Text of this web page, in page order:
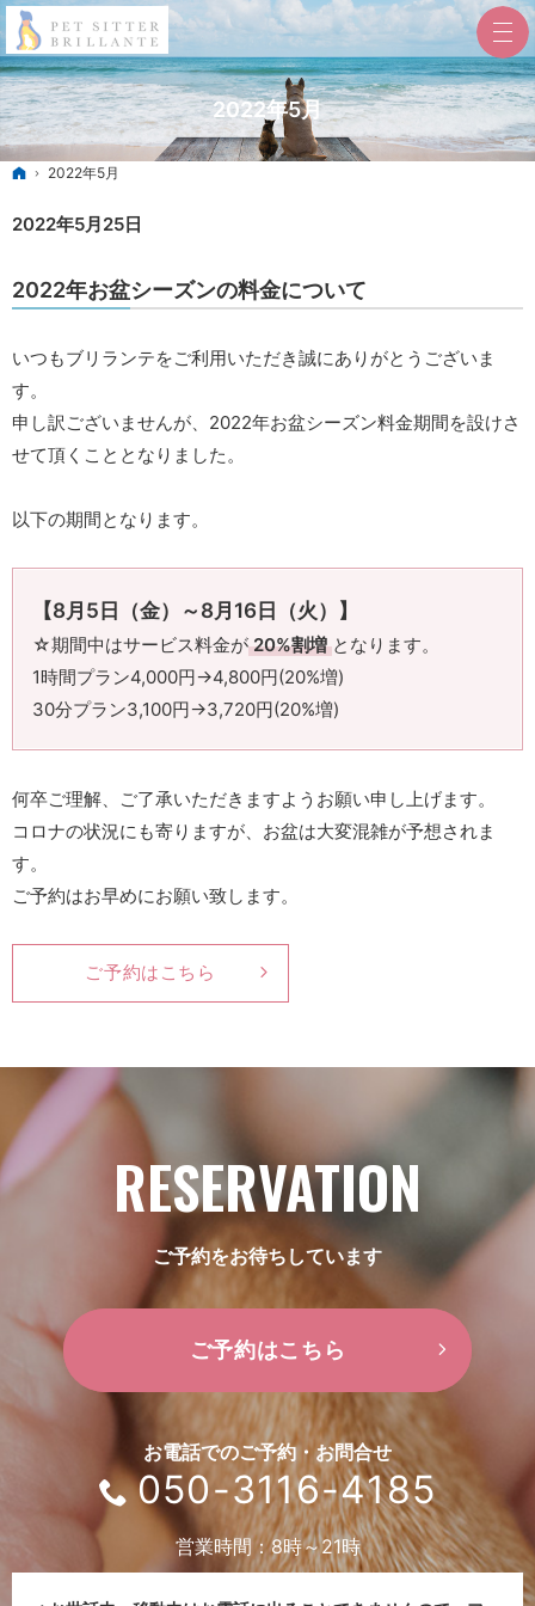
2022年5月
ホーム
2022年5月
2022年5月25日
2022年お盆シーズンの料金について
いつもブリランテをご利用いただき誠にありがとうございま
す。
申し訳ございませんが、2022年お盆シーズン料金期間を設けさ
せて頂くこととなりました。
以下の期間となります。
【8月5日（金）～8月16日（火）】
☆期間中はサービス料金が20%割増となります。
1時間プラン4,000円→4,800円(20%増)
30分プラン3,100円→3,720円(20%増)
何卒ご理解、ご了承いただきますようお願い申し上げます。
コロナの状況にも寄りますが、お盆は大変混雑が予想されま
す。
ご予約はお早めにお願い致します。
ご予約はこちら
RESERVATION
ご予約をお待ちしています
ご予約はこちら
お電話でのご予約・お問合せ
050-3116-4185
営業時間：8時～21時